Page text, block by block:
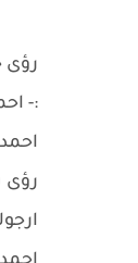
رؤى
:-
رؤى